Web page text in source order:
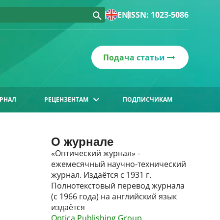
ENISSN: 1023-5086
Подача статьи
РЕЦЕНЗЕНТАМ ПОДПИСЧИКАМ
О журнале
«Оптический журнал» -
ежемесячный научно-технический
журнал. Издаётся с 1931 г.
Полнотекстовый перевод журнала
(с 1966 года) на английский язык
издаётся